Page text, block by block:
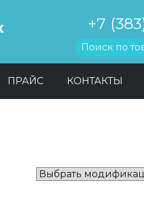
+7
ПРАЙС КОНТАКТЫ